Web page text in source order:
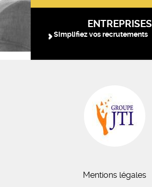
ENTREPRISES
Simplifiez vos recrutements
Mentions légales